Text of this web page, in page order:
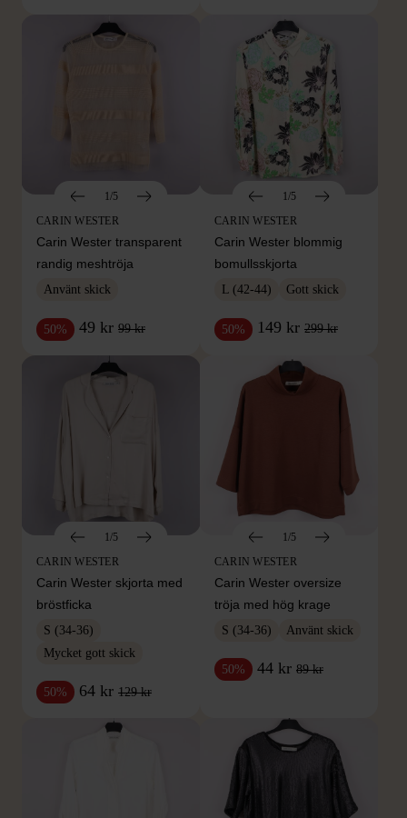
1/5
CARIN WESTER
Carin Wester transparent
randig meshtröja
Använt skick
50% 49 kr 99 kr
1/5
CARIN WESTER
Carin Wester blommig
bomullsskjorta
L (42-44) Gott skick
50% 149 kr 299 kr
1/5
CARIN WESTER
Carin Wester skjorta med
bröstficka
S (34-36)
Mycket gott skick
50% 64 kr 129 kr
1/5
CARIN WESTER
Carin Wester oversize
tröja med hög krage
S (34-36) Använt skick
50% 44 kr 89 kr